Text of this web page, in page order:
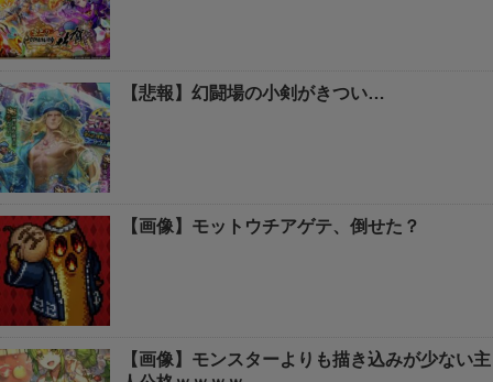
【悲報】幻闘場の小剣がきつい…
【画像】モットウチアゲテ、倒せた？
【画像】モンスターよりも描き込みが少ない主